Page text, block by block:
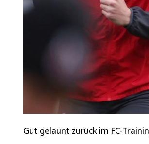
Gut gelaunt zurück im FC-